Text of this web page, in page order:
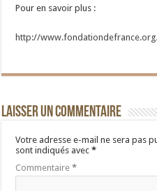
Pour en savoir plus :
http://
Laisser un commentaire
Votre adresse e-mail ne sera pas
sont indiqués avec*
Commentaire*